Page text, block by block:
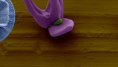
ČESKÝCH DĚJIN
ALTERNATIVNÍ
HISTORIE